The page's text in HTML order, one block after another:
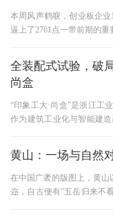
本周风声鹤唳，创业板企
逼上了2761点一带前期的重
全装配式试验，破
尚盒
“印象工大·尚盒”是浙江工
作为建筑工业化与智能建
黄山：一场与自然
在中国广袤的版图上，黄
迩，自古便有"五岳归来不